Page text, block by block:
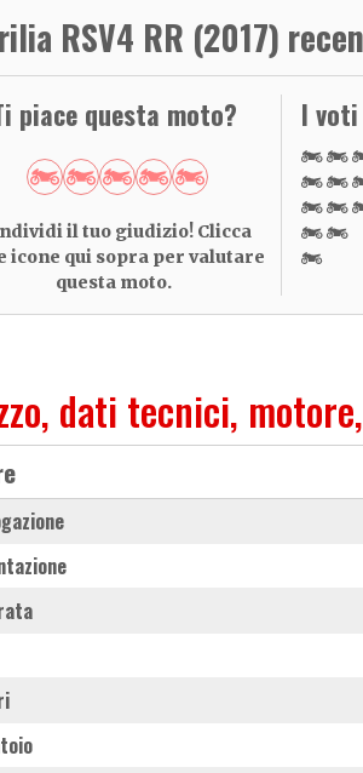
RSV4 RR (2017)
piace questa moto?
il tuo giudizio! Clicca
icone qui sopra per valutare
questa moto.
I
dati tecnici,